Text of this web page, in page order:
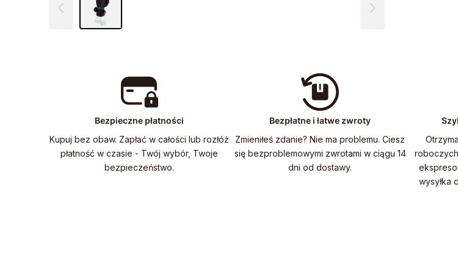
Bezpieczne płatności
Kupuj bez obaw. Zapłać w całości lub rozłóż
płatność w czasie - Twój wybór, Twoje
bezpieczeństwo.
Bezpłatne i łatwe zwroty
Zmieniłeś zdanie? Nie ma problemu. Ciesz
się bezproblemowymi zwrotami w ciągu 14
dni od dostawy.
wysyłka